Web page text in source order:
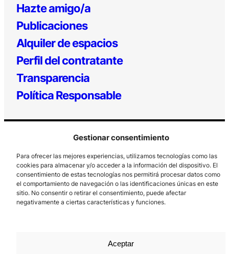
Gestionar consentimiento
Para ofrecer las mejores experiencias, utilizamos tecnologías como las
cookies para almacenar y/o acceder a la información del dispositivo. El
consentimiento de estas tecnologías nos permitirá procesar datos como
el comportamiento de navegación o las identificaciones únicas en este
sitio. No consentir o retirar el consentimiento, puede afectar
negativamente a ciertas características y funciones.
Aceptar
Hazte amigo/a
Publicaciones
Alquiler de espacios
Perfil del contratante
Transparencia
Política Responsable
Los Prados, 121 – 33203 Gijón
985 185 577 – info@laboralcentrodearte.org